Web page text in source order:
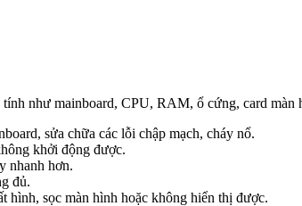
tính như mainboard, CPU, RAM, ổ cứng, card
sửa chữa các lỗi chập mạch, cháy nổ.
khởi động được.
nhanh hơn.
đủ.
hình, sọc màn hình hoặc không hiển thị được.